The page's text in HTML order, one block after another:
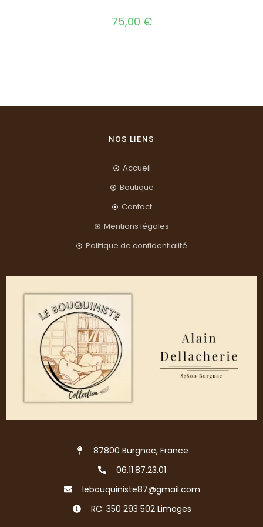
75,00 €
NOS LIENS
Accueil
Boutique
Contact
Mentions légales
Politique de confidentialité
87800 Burgnac, France
06.11.87.23.01
lebouquiniste87@gmail.com
RC: 350 293 502 Limoges